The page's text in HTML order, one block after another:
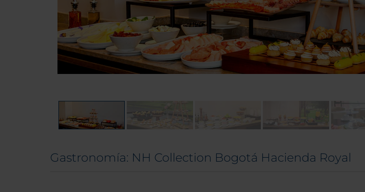
Gastronomía: NH Collection Bogotá Hacienda Royal